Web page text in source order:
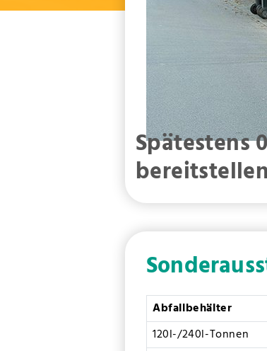
Spätestens
bereitstellen
Abfallbehälter
120l-/240l-Tonnen